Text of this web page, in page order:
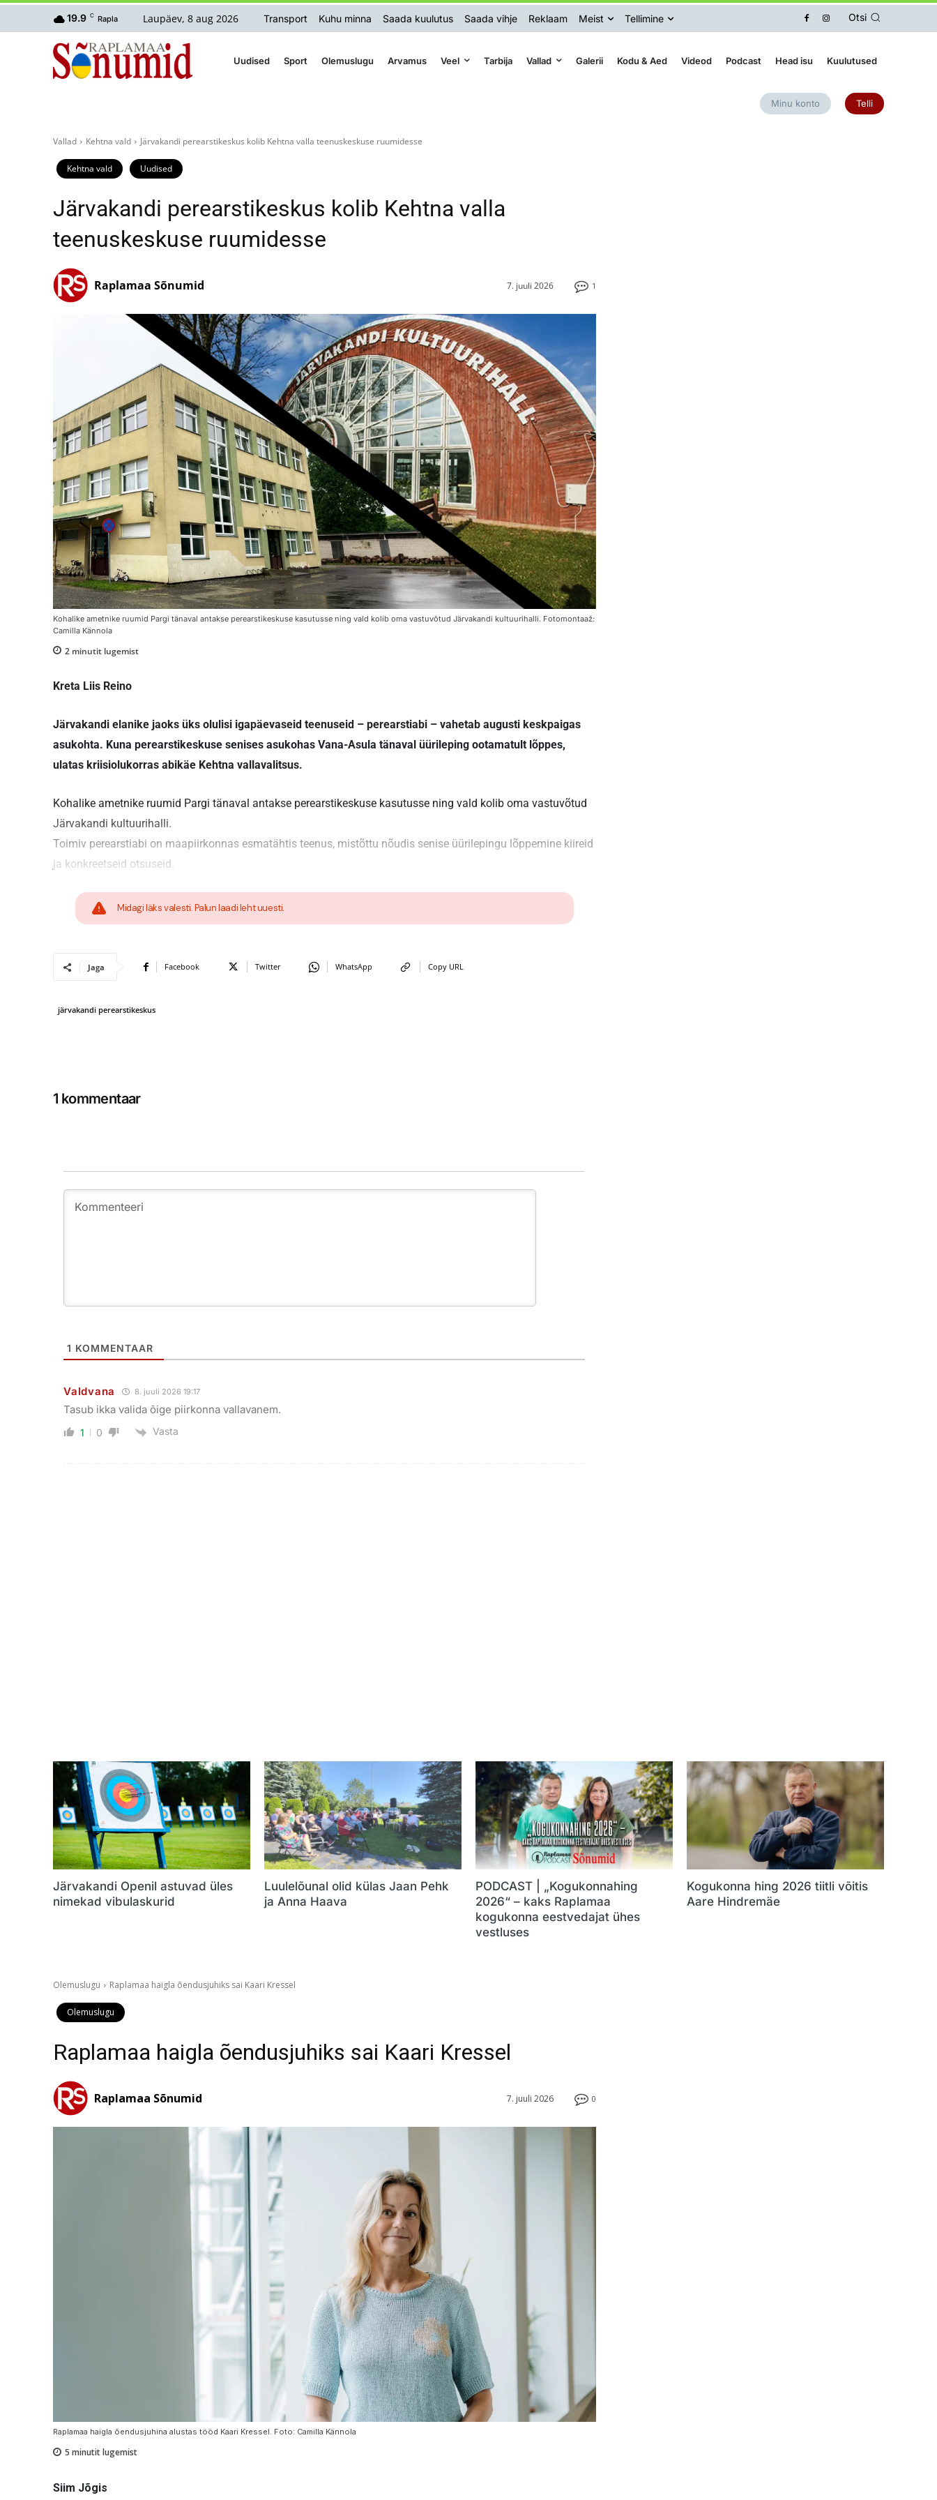
19.9 C Rapla Laupäev, 8 aug 2026 Transport Kuhu minna Saada kuulutus Saada vihje Reklaam Meist Tellimine Otsi
Uudised Sport Olemuslugu Arvamus Veel Tarbija Vallad Galerii Kodu & Aed Videod Podcast Head isu Kuulutused
Minu konto Telli
Vallad Kehtna vald Järvakandi perearstikeskus kolib Kehtna valla teenuskeskuse ruumidesse
Kehtna vald Uudised
Järvakandi perearstikeskus kolib Kehtna valla
teenuskeskuse ruumidesse
1
7. juuli 2026
Raplamaa Sõnumid
Kohalike ametnike ruumid Pargi tänaval antakse perearstikeskuse kasutusse ning vald kolib oma vastuvõtud Järvakandi kultuurihalli. Fotomontaaž:
Camilla Kännola
2 minutit lugemist
Kreta Liis Reino
Järvakandi elanike jaoks üks olulisi igapäevaseid teenuseid – perearstiabi – vahetab augusti keskpaigas
asukohta. Kuna perearstikeskuse senises asukohas Vana-Asula tänaval üürileping ootamatult lõppes,
ulatas kriisiolukorras abikäe Kehtna vallavalitsus.
Kohalike ametnike ruumid Pargi tänaval antakse perearstikeskuse kasutusse ning vald kolib oma vastuvõtud
Järvakandi kultuurihalli.
Toimiv perearstiabi on maapiirkonnas esmatähtis teenus, mistõttu nõudis senise üürilepingu lõppemine kiireid
ja konkreetseid otsuseid.
Midagi läks valesti. Palun laadi leht uuesti.
Jaga Facebook Twitter WhatsApp Copy URL
järvakandi perearstikeskus
1 kommentaar
1 KOMMENTAAR
Valdvana 8. juuli 2026 19:17
Tasub ikka valida õige piirkonna vallavanem.
1 0 Vasta
Järvakandi Openil astuvad üles
nimekad vibulaskurid
Luulelõunal olid külas Jaan Pehk
ja Anna Haava
PODCAST | „Kogukonnahing
2026“ – kaks Raplamaa
kogukonna eestvedajat ühes
vestluses
Kogukonna hing 2026 tiitli võitis
Aare Hindremäe